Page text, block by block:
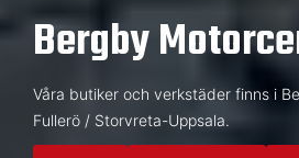
Bergby
Våra butiker och verkstäder finns i
Fullerö / Storvreta-Uppsala.